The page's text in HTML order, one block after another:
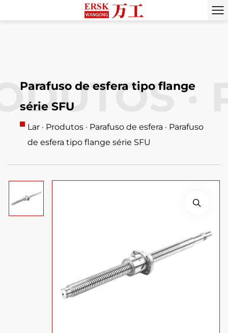
·
Parafuso de esfera tipo flange
série SFU
Lar · Produtos · Parafuso de esfera · Parafuso
de esfera tipo flange série SFU